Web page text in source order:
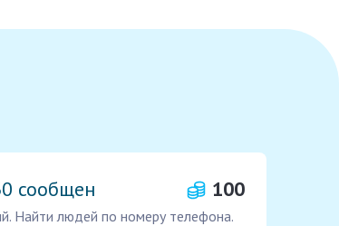
сообщен 100
Найти людей по номеру телефона.